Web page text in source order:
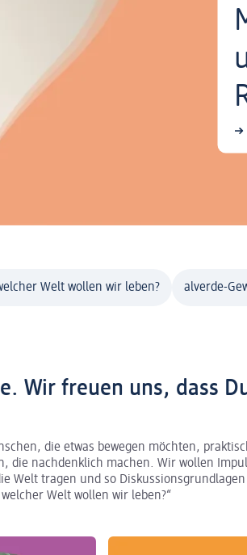
Welt wollen wir leben? alverde-
Wir freuen uns, dass
die etwas bewegen möchten,
die nachdenklich machen. Wir wollen
Welt tragen und so Diskussionsgrundlagen
Welt wollen wir leben?“